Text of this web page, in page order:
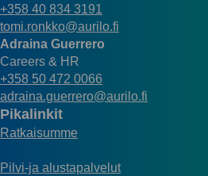
+358 40 834 3191
tomi.ronkko@aurilo.fi
Adraina Guerrero
Careers & HR
+358 50 472 0066
adraina.guerrero@aurilo.fi
Pikalinkit
Ratkaisumme
Pilvi-ja alustapalvelut